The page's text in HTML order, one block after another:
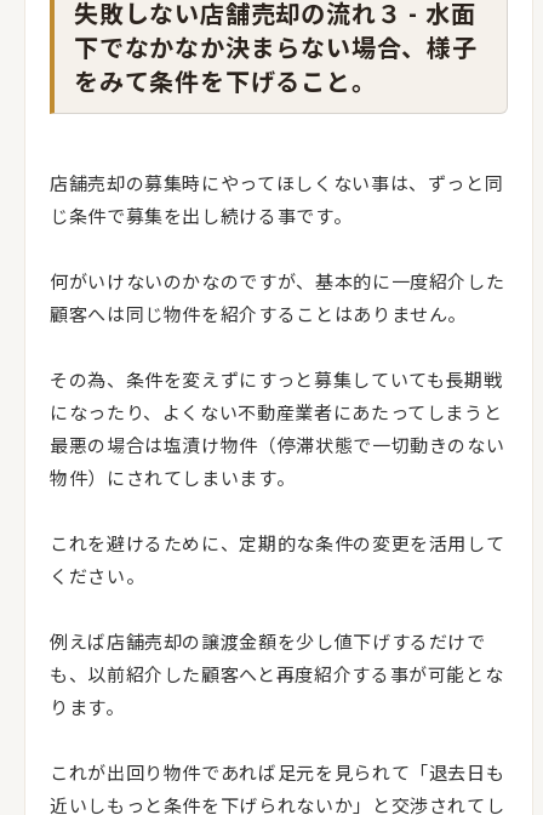
失敗しない店舗売却の流れ３ - 水面
下でなかなか決まらない場合、様子
をみて条件を下げること。
店舗売却の募集時にやってほしくない事は、ずっと同
じ条件で募集を出し続ける事です。
何がいけないのかなのですが、基本的に一度紹介した
顧客へは同じ物件を紹介することはありません。
その為、条件を変えずにすっと募集していても長期戦
になったり、よくない不動産業者にあたってしまうと
最悪の場合は塩漬け物件（停滞状態で一切動きのない
物件）にされてしまいます。
これを避けるために、定期的な条件の変更を活用して
ください。
例えば店舗売却の譲渡金額を少し値下げするだけで
も、以前紹介した顧客へと再度紹介する事が可能とな
ります。
これが出回り物件であれば足元を見られて「退去日も
近いしもっと条件を下げられないか」と交渉されてし